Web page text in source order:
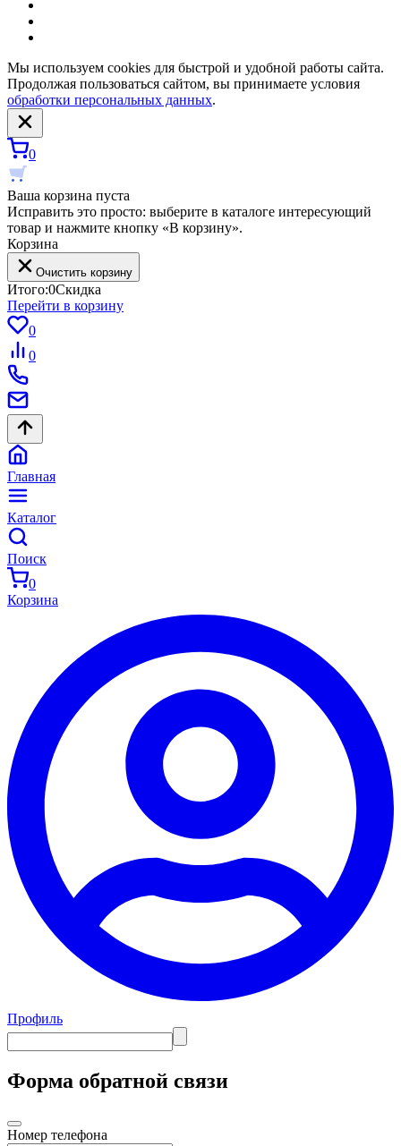
Мы используем cookies для быстрой и удобной работы сайта.
Продолжая пользоваться сайтом, вы принимаете условия
обработки персональных данных.
0
Ваша корзина пуста
Исправить это просто: выберите в каталоге интересующий
товар и нажмите кнопку «В корзину».
Корзина
Очистить корзину
Итого:0Скидка
Перейти в корзину
0
0
Главная
Каталог
Поиск
0
Корзина
Профиль
Форма обратной связи
Номер телефона